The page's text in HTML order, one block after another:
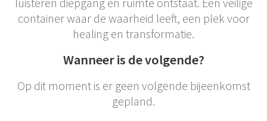
container waar de waarheid leeft, een plek voor
healing en transformatie.
Wanneer is de volgende?
Op dit moment is er geen volgende bijeenkomst
gepland.